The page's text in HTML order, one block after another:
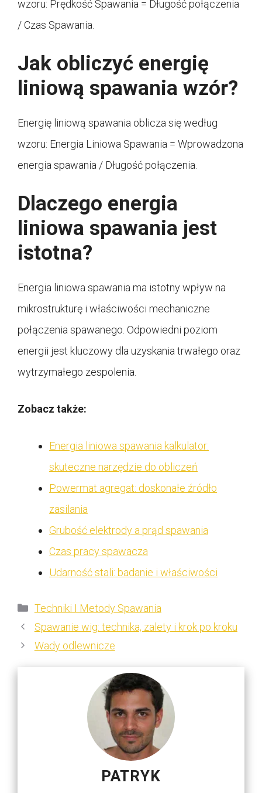
wzoru: Prędkość Spawania = Długość połączenia
/ Czas Spawania.
Jak obliczyć energię
liniową spawania wzór?
Energię liniową spawania oblicza się według
wzoru: Energia Liniowa Spawania = Wprowadzona
energia spawania / Długość połączenia.
Dlaczego energia
liniowa spawania jest
istotna?
Energia liniowa spawania ma istotny wpływ na
mikrostrukturę i właściwości mechaniczne
połączenia spawanego. Odpowiedni poziom
energii jest kluczowy dla uzyskania trwałego oraz
wytrzymałego zespolenia.
Zobacz także:
Energia liniowa spawania kalkulator:
skuteczne narzędzie do obliczeń
Powermat agregat: doskonałe źródło
zasilania
Grubość elektrody a prąd spawania
Czas pracy spawacza
Udarność stali: badanie i właściwości
Kategorie
Techniki I Metody Spawania
Spawanie wig: technika, zalety i krok po kroku
Wady odlewnicze
PATRYK